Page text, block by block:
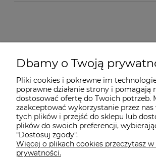
Dbamy o Twoją
Pliki cookies i pokrewne im
poprawne działanie strony i pomagają
dostosować ofertę do Twoich potrzeb.
zaakceptować wykorzystanie przez
tych plików i przejść do sklepu lub
plików do swoich preferencji,
"Dostosuj zgody".
Więcej o plikach cookies przeczytasz
prywatności.